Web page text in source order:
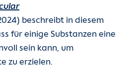
beschreibt in diesem
für einige Substanzen eine
sein kann, um
zu erzielen.